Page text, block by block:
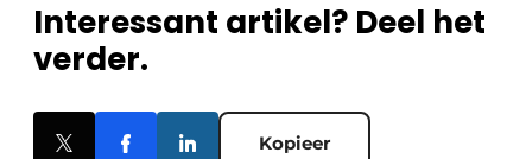
Interessant artikel? Deel het
verder.
Kopieer